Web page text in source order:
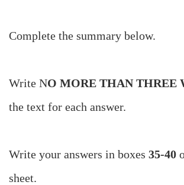
Complete the summary below.
Write NO MORE THAN THREE
the text for each answer.
Write your answers in boxes 35-40
sheet.